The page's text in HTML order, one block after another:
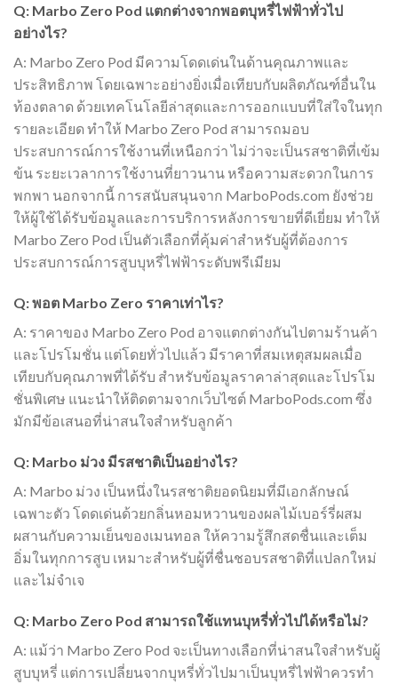
Q: Marbo Zero Pod แตกต่างจากพอตบุหรี่ไฟฟ้าทั่วไป
อย่างไร?
A: Marbo Zero Pod มีความโดดเด่นในด้านคุณภาพและ
ประสิทธิภาพ โดยเฉพาะอย่างยิ่งเมื่อเทียบกับผลิตภัณฑ์อื่นใน
ท้องตลาด ด้วยเทคโนโลยีล่าสุดและการออกแบบที่ใส่ใจในทุก
รายละเอียด ทำให้ Marbo Zero Pod สามารถมอบ
ประสบการณ์การใช้งานที่เหนือกว่า ไม่ว่าจะเป็นรสชาติที่เข้ม
ข้น ระยะเวลาการใช้งานที่ยาวนาน หรือความสะดวกในการ
พกพา นอกจากนี้ การสนับสนุนจาก MarboPods.com ยังช่วย
ให้ผู้ใช้ได้รับข้อมูลและการบริการหลังการขายที่ดีเยี่ยม ทำให้
Marbo Zero Pod เป็นตัวเลือกที่คุ้มค่าสำหรับผู้ที่ต้องการ
ประสบการณ์การสูบบุหรี่ไฟฟ้าระดับพรีเมียม
Q: พอต Marbo Zero ราคาเท่าไร?
A: ราคาของ Marbo Zero Pod อาจแตกต่างกันไปตามร้านค้า
และโปรโมชั่น แต่โดยทั่วไปแล้ว มีราคาที่สมเหตุสมผลเมื่อ
เทียบกับคุณภาพที่ได้รับ สำหรับข้อมูลราคาล่าสุดและโปรโม
ชั่นพิเศษ แนะนำให้ติดตามจากเว็บไซต์ MarboPods.com ซึ่ง
มักมีข้อเสนอที่น่าสนใจสำหรับลูกค้า
Q: Marbo ม่วง มีรสชาติเป็นอย่างไร?
A: Marbo ม่วง เป็นหนึ่งในรสชาติยอดนิยมที่มีเอกลักษณ์
เฉพาะตัว โดดเด่นด้วยกลิ่นหอมหวานของผลไม้เบอร์รี่ผสม
ผสานกับความเย็นของเมนทอล ให้ความรู้สึกสดชื่นและเต็ม
อิ่มในทุกการสูบ เหมาะสำหรับผู้ที่ชื่นชอบรสชาติที่แปลกใหม่
และไม่จำเจ
Q: Marbo Zero Pod สามารถใช้แทนบุหรี่ทั่วไปได้หรือไม่?
A: แม้ว่า Marbo Zero Pod จะเป็นทางเลือกที่น่าสนใจสำหรับผู้
สูบบุหรี่ แต่การเปลี่ยนจากบุหรี่ทั่วไปมาเป็นบุหรี่ไฟฟ้าควรทำ